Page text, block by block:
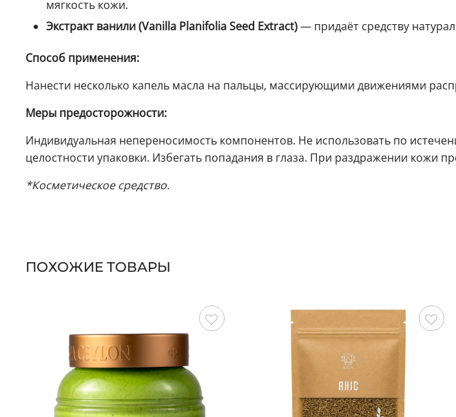
мягкость кожи.
Экстракт ванили (Vanilla Planifolia Seed Extract)— придаёт средству
Способ применения:
Нанести несколько капель масла на пальцы, массирующими движениями
Меры предосторожности:
Индивидуальная непереносимость компонентов. Не использовать по
целостности упаковки. Избегать попадания в глаза. При раздражении кожи
*Косметическое средство.
ПОХОЖИЕ ТОВАРЫ
Сохранить Сохранить